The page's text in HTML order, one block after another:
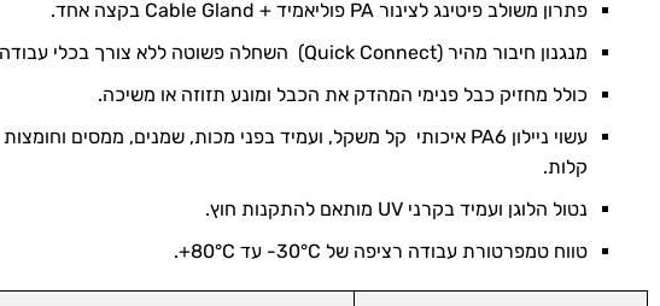
פתרון משולב פיטינג לצינור PA פוליאמיד + Cable Gland בקצה אחד.
מנגנון חיבור מהיר (Quick Connect) השחלה פשוטה ללא צורך בכלי עבודה.
כולל מחזיק כבל פנימי המהדק את הכבל ומונע תזוזה או משיכה.
עשוי ניילון PA6 איכותי קל משקל, ועמיד בפני מכות, שמנים, ממסים וחומצות
קלות.
נטול הלוגן ועמיד בקרני UV מותאם להתקנות חוץ.
טווח טמפרטורת עבודה רציפה של 30°C- עד 80°C+.